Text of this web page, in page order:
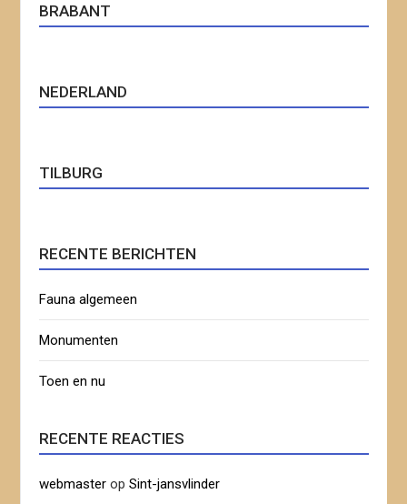
BRABANT
NEDERLAND
TILBURG
RECENTE BERICHTEN
Fauna algemeen
Monumenten
Toen en nu
RECENTE REACTIES
webmaster opSint-jansvlinder